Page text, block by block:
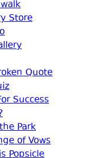
Store
Quote
Success
Park
of Vows
Popsicle